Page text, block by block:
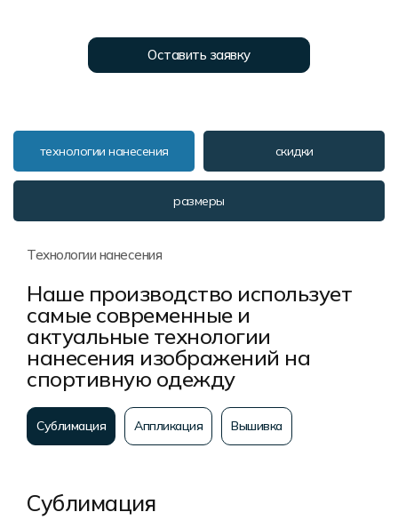
Оставить заявку
технологии нанесения скидки
размеры
Технологии нанесения
Наше производство использует
самые современные и
актуальные технологии
нанесения изображений на
спортивную одежду
Сублимация Аппликация Вышивка
Сублимация
Распродажа
Реквизиты
Пользовательское соглашение